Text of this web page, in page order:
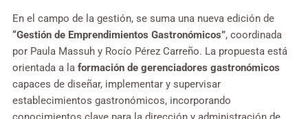
En el campo de la gestión, se suma una nueva edición de
“Gestión de Emprendimientos Gastronómicos”, coordinada
por Paula Massuh y Rocío Pérez Carreño. La propuesta está
orientada a la formación de gerenciadores gastronómicos
capaces de diseñar, implementar y supervisar
establecimientos gastronómicos, incorporando